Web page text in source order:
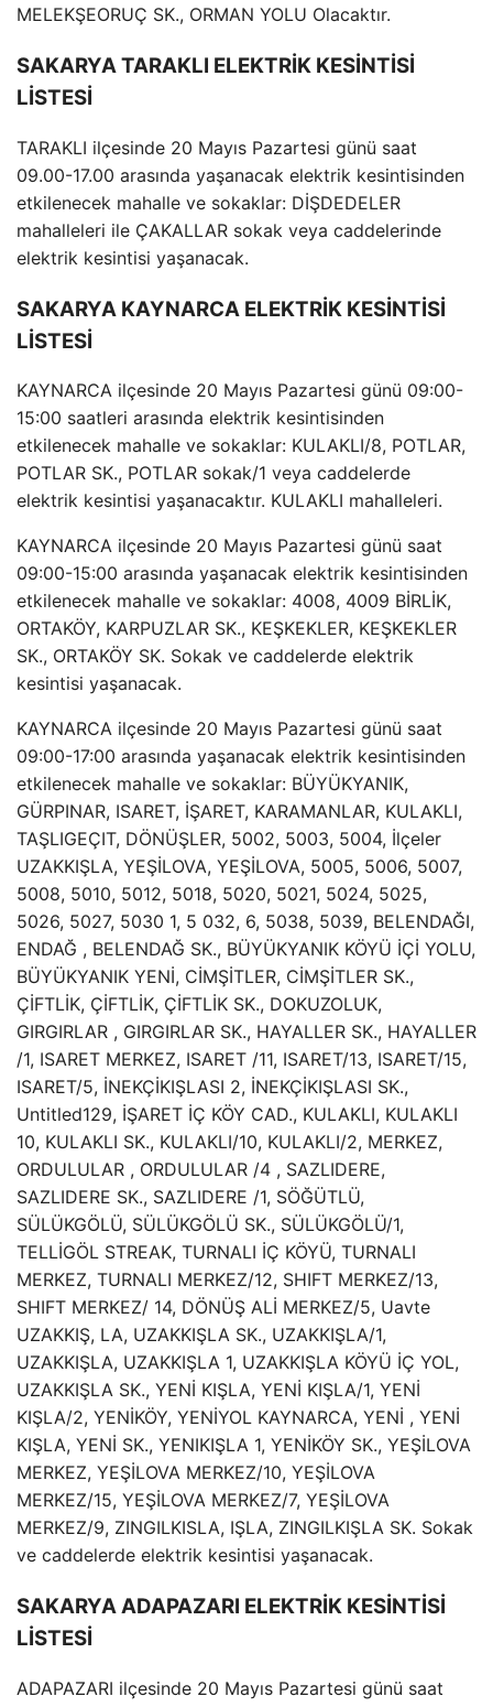
MELEKŞEORUÇ SK., ORMAN YOLU Olacaktır.
SAKARYA TARAKLI ELEKTRİK KESİNTİSİ
LİSTESİ
TARAKLI ilçesinde 20 Mayıs Pazartesi günü saat
09.00-17.00 arasında yaşanacak elektrik kesintisinden
etkilenecek mahalle ve sokaklar: DİŞDEDELER
mahalleleri ile ÇAKALLAR sokak veya caddelerinde
elektrik kesintisi yaşanacak.
SAKARYA KAYNARCA ELEKTRİK KESİNTİSİ
LİSTESİ
KAYNARCA ilçesinde 20 Mayıs Pazartesi günü 09:00-
15:00 saatleri arasında elektrik kesintisinden
etkilenecek mahalle ve sokaklar: KULAKLI/8, POTLAR,
POTLAR SK., POTLAR sokak/1 veya caddelerde
elektrik kesintisi yaşanacaktır. KULAKLI mahalleleri.
KAYNARCA ilçesinde 20 Mayıs Pazartesi günü saat
09:00-15:00 arasında yaşanacak elektrik kesintisinden
etkilenecek mahalle ve sokaklar: 4008, 4009 BİRLİK,
ORTAKÖY, KARPUZLAR SK., KEŞKEKLER, KEŞKEKLER
SK., ORTAKÖY SK. Sokak ve caddelerde elektrik
kesintisi yaşanacak.
KAYNARCA ilçesinde 20 Mayıs Pazartesi günü saat
09:00-17:00 arasında yaşanacak elektrik kesintisinden
etkilenecek mahalle ve sokaklar: BÜYÜKYANIK,
GÜRPINAR, ISARET, İŞARET, KARAMANLAR, KULAKLI,
TAŞLIGEÇIT, DÖNÜŞLER, 5002, 5003, 5004, İlçeler
UZAKKIŞLA, YEŞİLOVA, YEŞİLOVA, 5005, 5006, 5007,
5008, 5010, 5012, 5018, 5020, 5021, 5024, 5025,
5026, 5027, 5030 1, 5 032, 6, 5038, 5039, BELENDAĞI,
ENDAĞ , BELENDAĞ SK., BÜYÜKYANIK KÖYÜ İÇİ YOLU,
BÜYÜKYANIK YENİ, CİMŞİTLER, CİMŞİTLER SK.,
ÇİFTLİK, ÇİFTLİK, ÇİFTLİK SK., DOKUZOLUK,
GIRGIRLAR , GIRGIRLAR SK., HAYALLER SK., HAYALLER
/1, ISARET MERKEZ, ISARET /11, ISARET/13, ISARET/15,
ISARET/5, İNEKÇİKIŞLASI 2, İNEKÇİKIŞLASI SK.,
Untitled129, İŞARET İÇ KÖY CAD., KULAKLI, KULAKLI
10, KULAKLI SK., KULAKLI/10, KULAKLI/2, MERKEZ,
ORDULULAR , ORDULULAR /4 , SAZLIDERE,
SAZLIDERE SK., SAZLIDERE /1, SÖĞÜTLÜ,
SÜLÜKGÖLÜ, SÜLÜKGÖLÜ SK., SÜLÜKGÖLÜ/1,
TELLİGÖL STREAK, TURNALI İÇ KÖYÜ, TURNALI
MERKEZ, TURNALI MERKEZ/12, SHIFT MERKEZ/13,
SHIFT MERKEZ/ 14, DÖNÜŞ ALİ MERKEZ/5, Uavte
UZAKKIŞ, LA, UZAKKIŞLA SK., UZAKKIŞLA/1,
UZAKKIŞLA, UZAKKIŞLA 1, UZAKKIŞLA KÖYÜ İÇ YOL,
UZAKKIŞLA SK., YENİ KIŞLA, YENİ KIŞLA/1, YENİ
KIŞLA/2, YENİKÖY, YENİYOL KAYNARCA, YENİ , YENİ
KIŞLA, YENİ SK., YENIKIŞLA 1, YENİKÖY SK., YEŞİLOVA
MERKEZ, YEŞİLOVA MERKEZ/10, YEŞİLOVA
MERKEZ/15, YEŞİLOVA MERKEZ/7, YEŞİLOVA
MERKEZ/9, ZINGILKISLA, IŞLA, ZINGILKIŞLA SK. Sokak
ve caddelerde elektrik kesintisi yaşanacak.
SAKARYA ADAPAZARI ELEKTRİK KESİNTİSİ
LİSTESİ
ADAPAZARI ilçesinde 20 Mayıs Pazartesi günü saat